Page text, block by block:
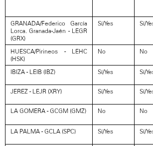
GRANADA/Federico García
Lorca. Granada-Jaén - LEGR
(GRX)
Sí/Yes Sí/
HUESCA/Pirineos - LEHC
(HSK)
No No
IBIZA - LEIB (IBZ) Sí/Yes Sí/
JEREZ - LEJR (XRY) Sí/Yes Sí/
LA GOMERA - GCGM (GMZ) No No
LA PALMA - GCLA (SPC) Sí/Yes Sí/